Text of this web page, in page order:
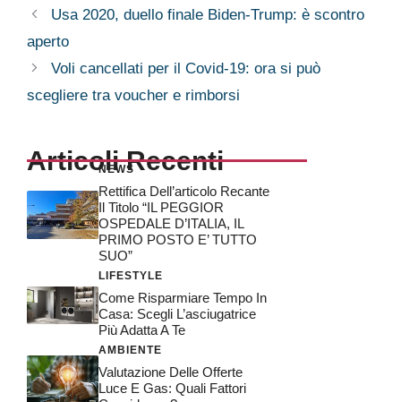
Usa 2020, duello finale Biden-Trump: è scontro
aperto
Voli cancellati per il Covid-19: ora si può
scegliere tra voucher e rimborsi
Articoli Recenti
NEWS
Rettifica Dell’articolo Recante
Il Titolo “IL PEGGIOR
OSPEDALE D’ITALIA, IL
PRIMO POSTO E’ TUTTO
SUO”
LIFESTYLE
Come Risparmiare Tempo In
Casa: Scegli L’asciugatrice
Più Adatta A Te
AMBIENTE
Valutazione Delle Offerte
Luce E Gas: Quali Fattori